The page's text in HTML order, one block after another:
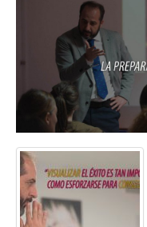
Coaching
Coaching de
Píldoras
Talleres
Proyectos
Proyecto
Proyecto